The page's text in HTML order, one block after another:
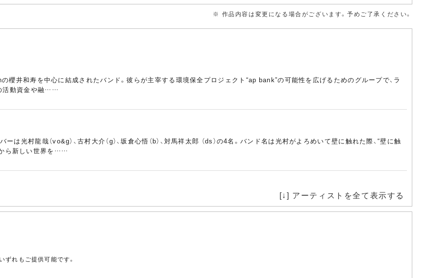
※ 作品内容は変更になる場合がございます。予めご了承ください。
櫻井和寿を中心に結成されたバンド。彼らが主宰する環境保全プロジェクト“ap bank”の可能性を広げるためのグループで、ラ
活動資金や融……
は光村龍哉（vo&g）、古村大介（g）、坂倉心悟（b）、対馬祥太郎 （ds）の4名。バンド名は光村がよろめいて壁に触れた際、“壁に触
ら新しい世界を……
はホリエアツシ（vo,g,p）、ナカヤマシンペイ（ds）、日向秀和（b）、大山純（g）の4名。1998年に結成。東京を中心にライヴを行な
、田原健一（g）、中川敬輔（b）、鈴木英哉（ds）の4名。1989年に結成し、92年にミニ・アルバム『EVERYTHING』でデビュー。翌
……
[↓] アーティストを全て表示する
ずれもご提供可能です。